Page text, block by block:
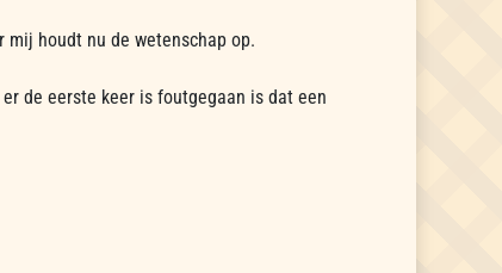
houdt nu de wetenschap op.
de eerste keer is foutgegaan is dat een